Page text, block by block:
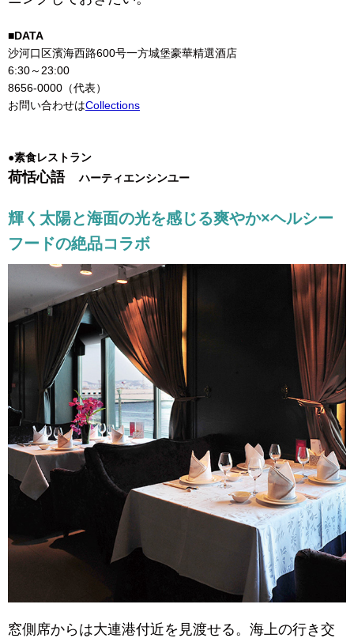
■DATA
沙河口区濱海西路600号一方城堡豪華精選酒店
6:30～23:00
8656-0000（代表）
お問い合わせはCollections
●素食レストラン
荷恬心語ハーティエンシンユー
輝く太陽と海面の光を感じる爽やか×ヘルシー
フードの絶品コラボ
窓側席からは大連港付近を見渡せる。海上の行き交